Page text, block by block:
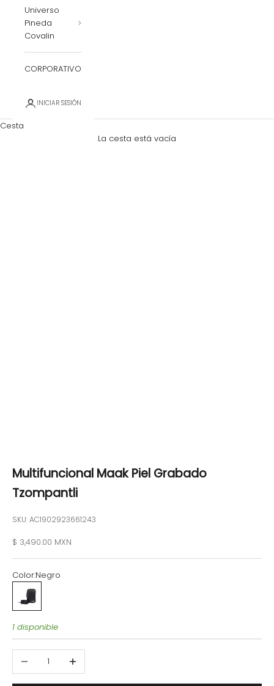
Universo
Pineda
Covalin
CORPORATIVO
INICIAR SESIÓN
Cesta
La cesta está vacía
Multifuncional Maak Piel Grabado
Tzompantli
SKU: AC1902923661243
Precio de oferta
$ 3,490.00 MXN
Color:Negro
Negro
1 disponible